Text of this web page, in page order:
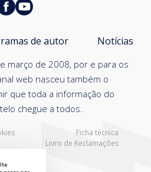
Ficha técnica
Livro de Reclamações
março de 2008, por e para os
web nasceu também o
que toda a informação do
chegue a todos.
de autor Notícias